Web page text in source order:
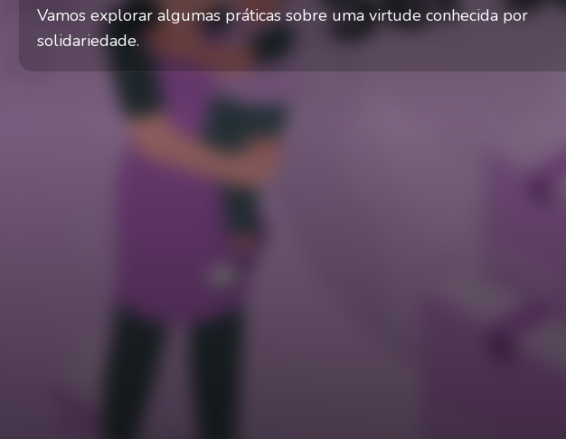
Vamos explorar algumas práticas sobre uma virtude conhecida por
solidariedade.